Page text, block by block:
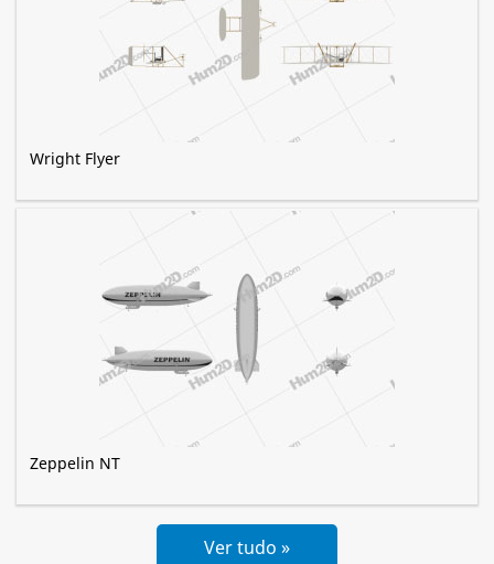
Wright Flyer
Zeppelin NT
Ver tudo »